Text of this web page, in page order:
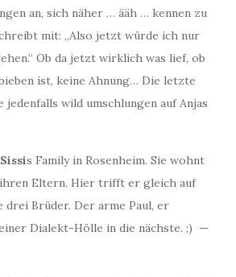
an, sich näher … ääh … kennen zu
mit: „Also jetzt würde ich nur
Ob da jetzt wirklich was lief, ob
ist, keine Ahnung… Die letzte
wild umschlungen auf Anjas
Sissis Family in Rosenheim. Sie wohnt
Eltern. Hier trifft er gleich auf
Brüder. Der arme Paul, er
Dialekt-Hölle in die nächste. ;) —